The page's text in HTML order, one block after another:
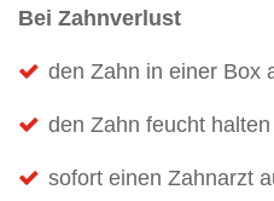
Bei Zahnverlust
den Zahn in einer Box
den Zahn feucht halten
sofort einen Zahnarzt